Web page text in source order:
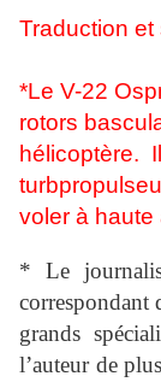
Traduction
*Le V-22
rotors
hélicoptère.
voler à haute
* Le
correspondant
grands
l’auteur de